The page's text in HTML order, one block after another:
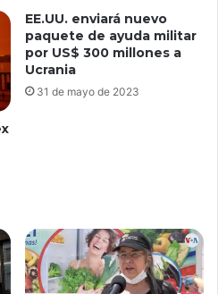
EE.UU. enviará nuevo
paquete de ayuda militar
por US$ 300 millones a
Ucrania
31 de mayo de 2023